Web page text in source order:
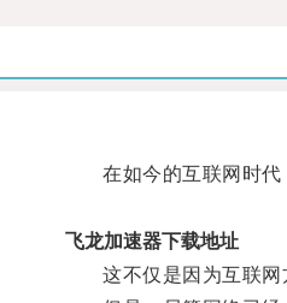
在如今的互联网时代，
飞龙加速器下载地址
这不仅是因为互联网方